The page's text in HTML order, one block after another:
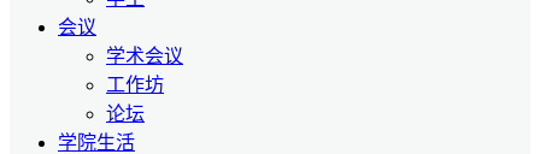
会议
学术会议
工作坊
论坛
学院生活